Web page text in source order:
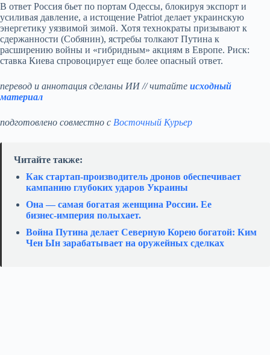
В ответ Россия бьет по портам Одессы, блокируя экспорт и
усиливая давление, а истощение Patriot делает украинскую
энергетику уязвимой зимой. Хотя технократы призывают к
сдержанности (Собянин), ястребы толкают Путина к
расширению войны и «гибридным» акциям в Европе. Риск:
ставка Киева спровоцирует еще более опасный ответ.
перевод и аннотация сделаны ИИ // читайте исходный
материал
подготовлено совместно с Восточный Курьер
Читайте также:
Как стартап‑производитель дронов обеспечивает
кампанию глубоких ударов Украины
Она — самая богатая женщина России. Ее
бизнес‑империя полыхает.
Война Путина делает Северную Корею богатой: Ким
Чен Ын зарабатывает на оружейных сделках